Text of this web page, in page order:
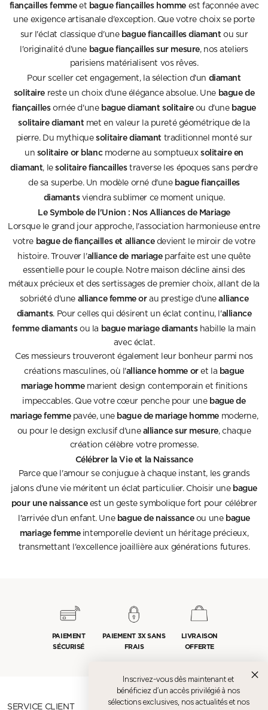
fiançailles femmeet bague fiançailles homme est façonnée avec
une exigence artisanale d'exception. Que votre choix se porte
sur l'éclat classique d'une bague fiancailles diamant ou sur
l'originalité d'une bague fiançailles sur mesure, nos ateliers
parisiens matérialisent vos rêves.
Pour sceller cet engagement, la sélection d'un diamant
solitaire reste un choix d'une élégance absolue. Une bague de
fiançaillesornée d'une bague diamant solitaireou d'une bague
solitaire diamant met en valeur la pureté géométrique de la
pierre. Du mythiquesolitaire diamant traditionnel monté sur
un solitaire or blancmoderne au somptueux solitaire en
diamant, lesolitaire fiancaillestraverse les époques sans perdre
de sa superbe. Un modèle orné d'une bague fiançailles
diamantsviendra sublimer ce moment unique.
Le Symbole de l'Union : Nos Alliances de Mariage
Lorsque le grand jour approche, l'association harmonieuse entre
votre bague de fiançailles et alliancedevient le miroir de votre
histoire. Trouver l'alliance de mariageparfaite est une quête
essentielle pour le couple. Notre maison décline ainsi des
métaux précieux et des sertissages de premier choix, allant de la
sobriété d'une alliance femme orau prestige d'unealliance
diamants. Pour celles qui désirent un éclat continu, l'alliance
femme diamantsou la bague mariage diamantshabille la main
avec éclat.
Ces messieurs trouveront également leur bonheur parmi nos
créations masculines, où l'alliance homme oret la bague
mariage hommemarient design contemporain et finitions
impeccables. Que votre cœur penche pour une bague de
mariage femmepavée, une bague de mariage homme moderne,
ou pour le design exclusif d'une alliance sur mesure, chaque
création célèbre votre promesse.
Célébrer la Vie et la Naissance
Parce que l'amour se conjugue à chaque instant, les grands
jalons d'une vie méritent un éclat particulier. Choisir une bague
pour une naissanceest un geste symbolique fort pour célébrer
l'arrivée d'un enfant. Une bague de naissanceou une bague
mariage femmeintemporelle devient un héritage précieux,
transmettant l'excellence joaillière aux générations futures.
PAIEMENT
SÉCURISÉ
PAIEMENT 3X SANS
FRAIS
LIVRAISON
OFFERTE
SERVICE CLIENT
Inscrivez-vous dès maintenant et
bénéficiez d’un accès privilégié à nos
sélections exclusives, nos actualités et nos